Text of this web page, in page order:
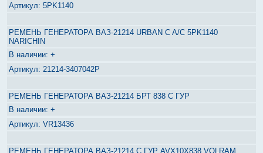
5PK1140
РЕМЕНЬ ГЕНЕРАТОРА ВАЗ-21214 URBAN C A/C 5PK1140
NARICHIN
+
21214-3407042Р
РЕМЕНЬ ГЕНЕРАТОРА ВАЗ-21214 БРТ 838 С ГУР
+
VR13436
РЕМЕНЬ ГЕНЕРАТОРА ВАЗ-21214 С ГУР AVX10X838 VOLRAM